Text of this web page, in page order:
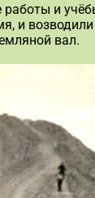
и
и
вал.